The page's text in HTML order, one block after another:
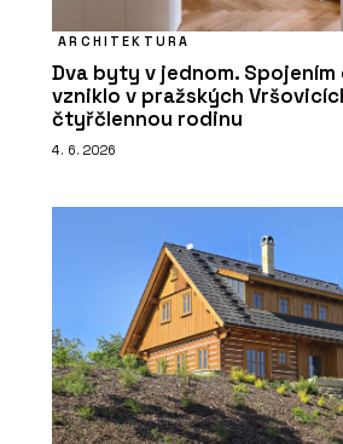
ARCHITEKTURA
Dva byty v jednom.
vzniklo v pražských
čtyřčlennou rodinu
4. 6. 2026